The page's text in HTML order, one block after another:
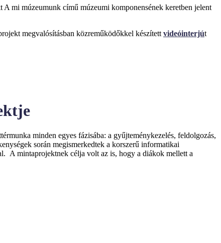
mi múzeumunk című múzeumi komponensének keretben jelent
megvalósításban közreműködőkkel készített videóinterjút
minden egyes fázisába: a gyűjteménykezelés, feldolgozás,
során megismerkedtek a korszerű informatikai
A mintaprojektnek célja volt az is, hogy a diákok mellett a